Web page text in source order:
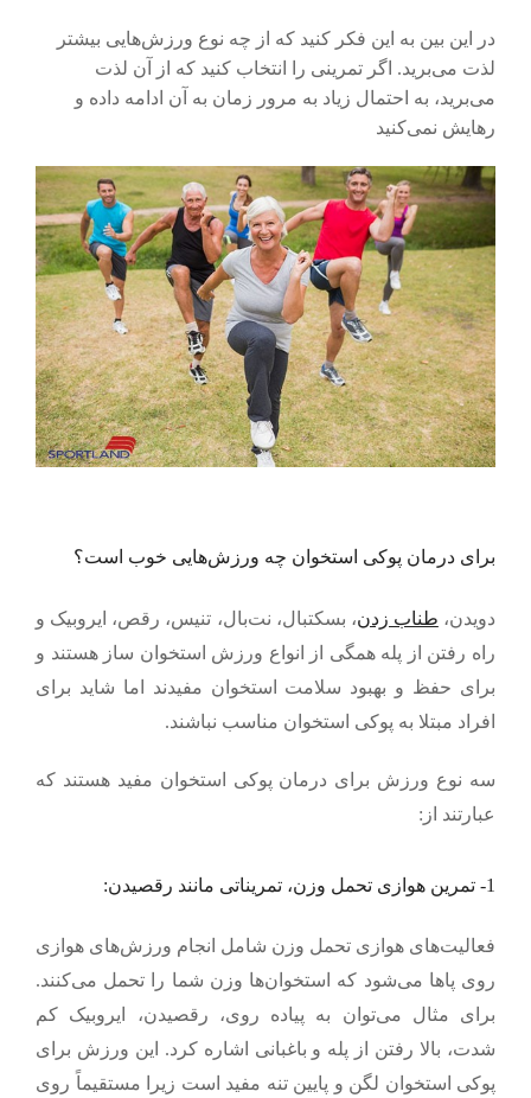
در این بین به این فکر کنید که از چه نوع ورزش‌هایی بیشتر
لذت می‌برید. اگر تمرینی را انتخاب کنید که از آن لذت
می‌برید، به احتمال زیاد به مرور زمان به آن ادامه داده و
رهایش نمی‌کنید
برای درمان پوکی استخوان چه ورزش‌هایی خوب است؟
دویدن، طناب زدن، بسکتبال، نت‌بال، تنیس، رقص، ایروبیک و
راه رفتن از پله همگی از انواع ورزش استخوان ساز هستند و
برای حفظ و بهبود سلامت استخوان مفیدند اما شاید برای
افراد مبتلا به پوکی استخوان مناسب نباشند.
سه نوع ورزش برای درمان پوکی استخوان مفید هستند که
عبارتند از:
1- تمرین هوازی تحمل وزن، تمریناتی مانند رقصیدن:
فعالیتهای هوازی تحمل وزن شامل انجام ورزش‌های هوازی
روی پاها می‌شود که استخوان‌ها وزن شما را تحمل می‌کنند.
برای مثال می‌توان به پیاده روی، رقصیدن، ایروبیک کم
شدت، بالا رفتن از پله و باغبانی اشاره کرد. این ورزش برای
پوکی استخوان لگن و پایین تنه مفید است زیرا مستقیماً روی